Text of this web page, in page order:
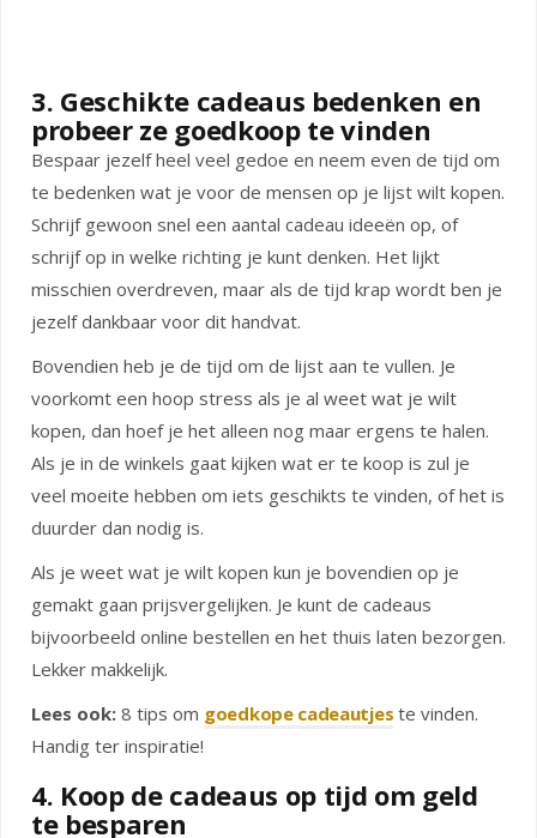
3. Geschikte cadeaus bedenken en
probeer ze goedkoop te vinden
Bespaar jezelf heel veel gedoe en neem even de tijd om
te bedenken wat je voor de mensen op je lijst wilt kopen.
Schrijf gewoon snel een aantal cadeau ideeën op, of
schrijf op in welke richting je kunt denken. Het lijkt
misschien overdreven, maar als de tijd krap wordt ben je
jezelf dankbaar voor dit handvat.
Bovendien heb je de tijd om de lijst aan te vullen. Je
voorkomt een hoop stress als je al weet wat je wilt
kopen, dan hoef je het alleen nog maar ergens te halen.
Als je in de winkels gaat kijken wat er te koop is zul je
veel moeite hebben om iets geschikts te vinden, of het is
duurder dan nodig is.
Als je weet wat je wilt kopen kun je bovendien op je
gemakt gaan prijsvergelijken. Je kunt de cadeaus
bijvoorbeeld online bestellen en het thuis laten bezorgen.
Lekker makkelijk.
Lees ook: 8 tips om goedkope cadeautjes te vinden.
Handig ter inspiratie!
4. Koop de cadeaus op tijd om geld
te besparen